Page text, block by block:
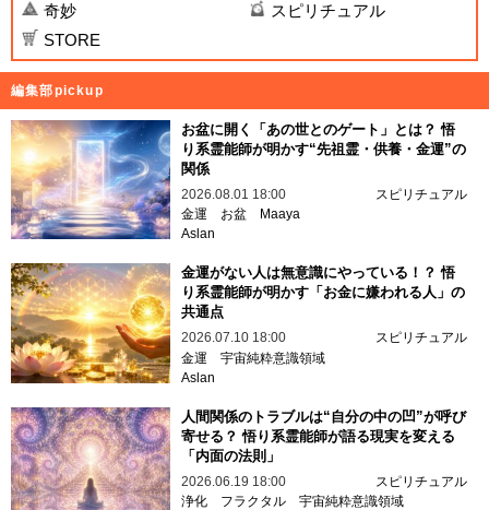
奇妙
スピリチュアル
STORE
編集部pickup
お盆に開く「あの世とのゲート」とは？ 悟
り系霊能師が明かす“先祖霊・供養・金運”の
関係
2026.08.01 18:00
スピリチュアル
金運
お盆
Maaya
Aslan
金運がない人は無意識にやっている！？ 悟
り系霊能師が明かす「お金に嫌われる人」の
共通点
2026.07.10 18:00
スピリチュアル
金運 宇宙純粋意識領域
Aslan
人間関係のトラブルは“自分の中の凹”が呼び
寄せる？ 悟り系霊能師が語る現実を変える
「内面の法則」
2026.06.19 18:00
スピリチュアル
浄化
フラクタル 宇宙純粋意識領域